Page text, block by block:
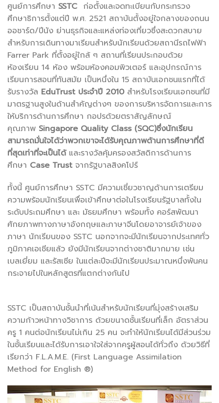
ศูนย์การศึกษา SSTC ก่อตั้งและจดทะเบียนกับกระทรวง
ศึกษาธิการตั้งแต่ปี พ.ศ. 2521 สถาบันตั้งอยู่ใจกลางของถนน
ออชาร์ด/ปีนัง ย่านธุรกิจและแหล่งท่องเที่ยวซึ่งสะดวกสบาย
สำหรับการเดินทางมาเรียนสำหรับนักเรียนด้วยสถานีรถไฟฟ้า
Farrer Park ที่ตั้งอยู่ใกล้ ๆ สถานที่เรียนประกอบด้วย
ห้องเรียน 14 ห้อง พร้อมห้องคอมพิวเตอร์ และอุปกรณ์การ
เรียนการสอนที่ทันสมัย เป็นหนึ่งใน 15 สถาบันเอกชนแรกที่ได้
รับรางวัล EduTrust ประจำปี 2010สำหรับโรงเรียนเอกชนที่มี
มาตรฐานสูงในด้านสำคัญต่างๆ ของการบริหารจัดการและการ
ให้บริการด้านการศึกษา กอปรด้วยตราสัญลักษณ์
คุณภาพ Singapore Quality Class (SQC)ซึ่งนักเรียน
สามารถมั่นใจได้ว่าพวกเขาจะได้รับคุณภาพด้านการศึกษาที่ดี
ที่สุดเท่าที่จะเป็นได้ และรางวัลคุ้มครองสวัสดิการด้านการ
ศึกษา Case Trust จากรัฐบาลสิงคโปร์
ทั้งนี้ ศูนย์การศึกษา SSTC มีความเชี่ยวชาญด้านการเตรียม
ความพร้อมนักเรียนเพื่อเข้าศึกษาต่อในโรงเรียนรัฐบาลทั้งใน
ระดับประถมศึกษา และ มัธยมศึกษา พร้อมทั้ง คอร์สพัฒนา
ศักยภาพทางภาษาอังกฤษและภาษาจีนโดยอาจารย์เจ้าของ
ภาษา นักเรียนของ SSTC นอกจากจะมีนักเรียนจากประเทศทั่ว
ภูมิภาคเอเชียแล้ว ยังมีนักเรียนจากต่างชาติมากมาย เช่น
เบลเยี่ยม และรัสเซีย ในแต่ละปีจะมีนักเรียนประมาณหนึ่งพันคน
กระจายไปในหลักสูตรที่แตกต่างกันไป
SSTC เป็นสถาบันชั้นนำที่เน้นสำหรับนักเรียนที่มุ่งสร้างเสริม
ความก้าวหน้าทางวิชาการ ด้วยขนาดชั้นเรียนที่เล็ก อัตราส่วน
ครู 1 คนต่อนักเรียนไม่เกิน 25 คน จะทำให้นักเรียนได้มีส่วนร่วม
ในชั้นเรียนและได้รับการเอาใจใส่จากครูผู้สอนได้ทั่วถึง ด้วยวิธีที่
เรียกว่า F.L.A.M.E. (First Language Assimilation
Method for English ®)